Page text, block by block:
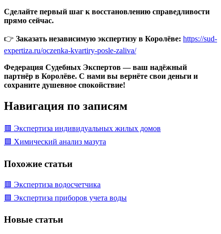
Сделайте первый шаг к восстановлению справедливости
прямо сейчас.
👉 Заказать независимую экспертизу в Королёве: https://sud-
expertiza.ru/oczenka-kvartiry-posle-zaliva/
Федерация Судебных Экспертов — ваш надёжный
партнёр в Королёве. С нами вы вернёте свои деньги и
сохраните душевное спокойствие!
Навигация по записям
🟥 Экспертиза индивидуальных жилых домов
🟩 Химический анализ мазута
Похожие статьи
🟥 Экспертиза водосчетчика
🟩 Экспертиза приборов учета воды
Новые статьи